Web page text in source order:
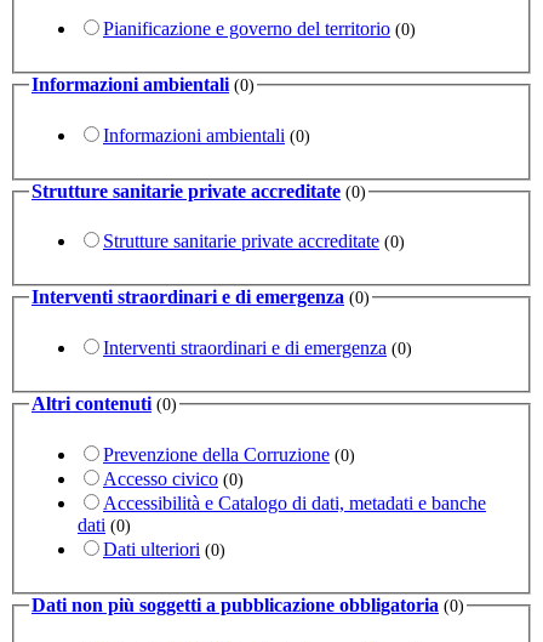
Pianificazione e governo del territorio (0)
Informazioni ambientali (0)
Informazioni ambientali (0)
Strutture sanitarie private accreditate (0)
Strutture sanitarie private accreditate (0)
Interventi straordinari e di emergenza (0)
Interventi straordinari e di emergenza (0)
Altri contenuti (0)
Prevenzione della Corruzione (0)
Accesso civico (0)
Accessibilità e Catalogo di dati, metadati e banche
dati (0)
Dati ulteriori (0)
Dati non più soggetti a pubblicazione obbligatoria (0)